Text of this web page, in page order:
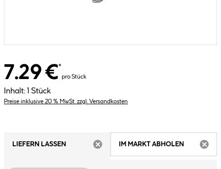
7.29 €*
pro Stück
Inhalt: 1 Stück
Preise inklusive 20 % MwSt. zzgl. Versandkosten
LIEFERN LASSEN
IM MARKT ABHOLEN